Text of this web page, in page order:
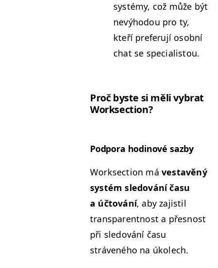
sys­témy, což může být
nevýhodou pro ty,
kteří prefer­u­jí osob­ní
chat se specialistou.
Proč byste si měli vybrat
Worksection?
Pod­po­ra hodi­nové sazby
Work­sec­tion má ves­tavěný
sys­tém sle­dování času
a účtování, aby zajis­til
trans­par­ent­nost a přes­nost
při sle­dování času
stráveného na úkolech.